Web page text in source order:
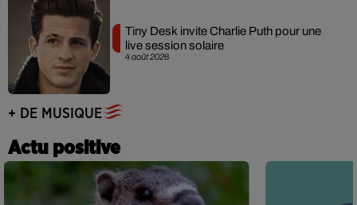
4 août 2026
Tiny Desk invite Charlie Puth pour une
live session solaire
+ DE MUSIQUE
Actu positive